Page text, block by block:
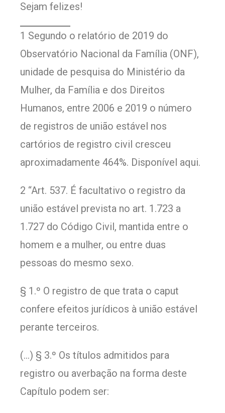
Sejam felizes!
1 Segundo o relatório de 2019 do
Observatório Nacional da Família (ONF),
unidade de pesquisa do Ministério da
Mulher, da Família e dos Direitos
Humanos, entre 2006 e 2019 o número
de registros de união estável nos
cartórios de registro civil cresceu
aproximadamente 464%. Disponível aqui.
2 “Art. 537. É facultativo o registro da
união estável prevista no art. 1.723 a
1.727 do Código Civil, mantida entre o
homem e a mulher, ou entre duas
pessoas do mesmo sexo.
§ 1.º O registro de que trata o caput
confere efeitos jurídicos à união estável
perante terceiros.
(…) § 3.º Os títulos admitidos para
registro ou averbação na forma deste
Capítulo podem ser: